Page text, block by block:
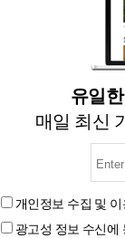
유일
매일 최신
개인정보 수집 및
광고성 정보 수신에
청와
의 참
;지방선거
의 동반자